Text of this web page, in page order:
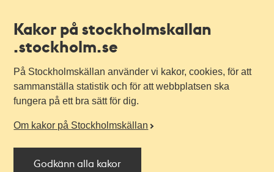
Kakor på stockholmskallan
.stockholm.se
På Stockholmskällan använder vi kakor, cookies, för att
sammanställa statistik och för att webbplatsen ska
fungera på ett bra sätt för dig.
Om kakor på Stockholmskällan
Godkänn alla kakor